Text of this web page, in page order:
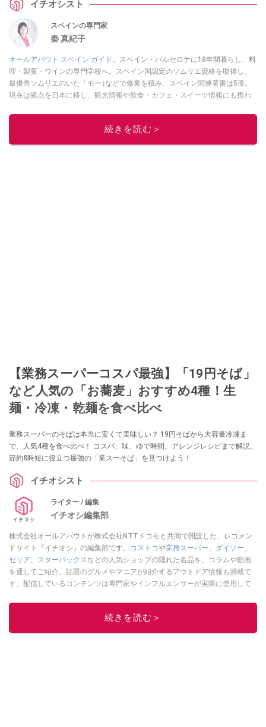
イチオシスト
スペインの専門家
秦 真紀子
オールアバウト スペイン ガイド。 スペイン・バルセロナに18年間暮らし、料
理・製菓・ワインの専門学校へ。スペイン国認定のソムリエ資格を取得し、
最優秀ソムリエのいた「モー｣などで修業を積み、スペイン関連著書は5冊。
現在は拠点を日本に移し、観光情報や飲食・カフェ・スイーツ情報にも携わ
ーツ販売チェーンのおすすめ商品情報も発信。
17州おいしい旅』（‎産業編集センター刊）ほか。
ガイドや、飲食関連の方の視察旅行のコーディネートやガイド、スペインの
続きを読む＞
【業務スーパーコスパ最強】「19円そば」
など人気の「お蕎麦」おすすめ4種！生
麺・冷凍・乾麺を食べ比べ
業務スーパーのそばは本当に安くて美味しい？ 19円そばから大容量冷凍ま
で、人気4種を食べ比べ！ コスパ、味、ゆで時間、アレンジレシピまで解説。
節約&時短に役立つ最強の「業スーそば」を見つけよう！
イチオシスト
ライター / 編集
イチオシ編集部
株式会社オールアバウトが株式会社NTTドコモと共同で開設した、レコメン
ドサイト『イチオシ』の編集部です。
コストコや業務スーパー、 ダイソー、
セリア、 スターバックスなどの人気ショップの隠れた名品を、コラムや動画
を通してご紹介。話題のグルメやマニアが紹介するアウトドア情報も満載で
す。配信しているコンテンツは専門家やインフルエンサーが実際に使用して
ニュースでフォロー
続きを読む＞